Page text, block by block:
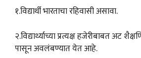
१.विद्यार्थी भारताचा रहिवासी असावा.
२.विद्यार्थ्याच्या प्रत्यक्ष हजेरीबाबत अट
पासून अवलंबण्यात येत आहे.